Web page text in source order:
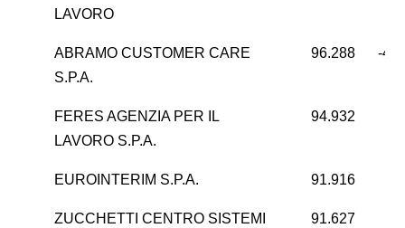
LAVORO
ABRAMO CUSTOMER CARE
S.P.A.
96.288 -
FERES AGENZIA PER IL
LAVORO S.P.A.
94.932
EUROINTERIM S.P.A. 91.916
ZUCCHETTI CENTRO SISTEMI
91.627